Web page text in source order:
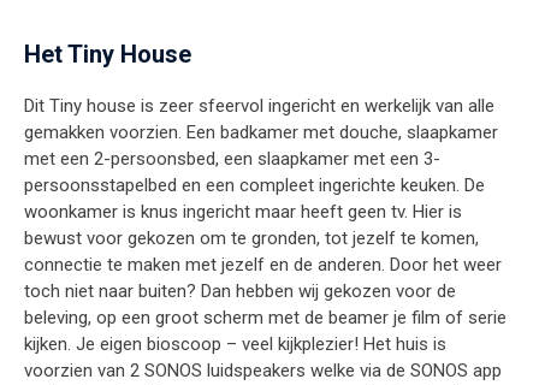
Het Tiny House
Dit Tiny house is zeer sfeervol ingericht en werkelijk van alle
gemakken voorzien. Een badkamer met douche, slaapkamer
met een 2-persoonsbed, een slaapkamer met een 3-
persoonsstapelbed en een compleet ingerichte keuken. De
woonkamer is knus ingericht maar heeft geen tv. Hier is
bewust voor gekozen om te gronden, tot jezelf te komen,
connectie te maken met jezelf en de anderen. Door het weer
toch niet naar buiten? Dan hebben wij gekozen voor de
beleving, op een groot scherm met de beamer je film of serie
kijken. Je eigen bioscoop – veel kijkplezier! Het huis is
voorzien van 2 SONOS luidspeakers welke via de SONOS app